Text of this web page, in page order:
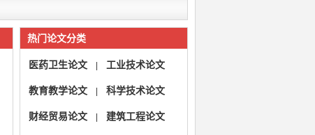
热门论文分类
医药卫生论文 工业技术论文
教育教学论文 科学技术论文
财经贸易论文 建筑工程论文